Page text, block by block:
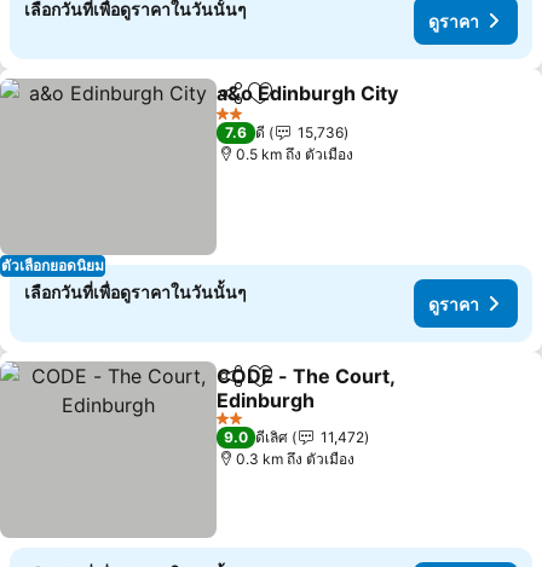
เลือกวันที่เพื่อดูราคาในวันนั้นๆ
ดูราคา
ตัวเลือกยอดนิยม
แชร์ เพิ่มในรายการโปรด
a&o Edinburgh City
2 ดาว
7.6 ดี
15,736
0.5 km ถึง ตัวเมือง
เลือกวันที่เพื่อดูราคาในวันนั้นๆ
ดูราคา
แชร์ เพิ่มในรายการโปรด
CODE - The Court,
Edinburgh
2 ดาว
9.0 ดีเลิศ
11,472
0.3 km ถึง ตัวเมือง